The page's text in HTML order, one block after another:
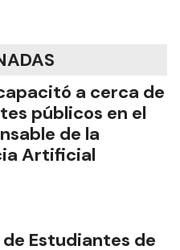
a cerca de
públicos en el
de la
Artificial
Estudiantes de